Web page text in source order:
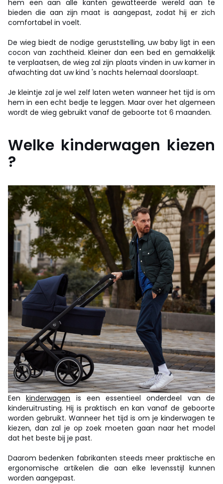
hem een aan alle kanten gewatteerde wereld aan te
bieden die aan zijn maat is aangepast, zodat hij er zich
comfortabel in voelt.
De wieg biedt de nodige geruststelling, uw baby ligt in een
cocon van zachtheid. Kleiner dan een bed en gemakkelijk
te verplaatsen, de wieg zal zijn plaats vinden in uw kamer in
afwachting dat uw kind 's nachts helemaal doorslaapt.
Je kleintje zal je wel zelf laten weten wanneer het tijd is om
hem in een echt bedje te leggen. Maar over het algemeen
wordt de wieg gebruikt vanaf de geboorte tot 6 maanden.
Welke kinderwagen kiezen
?
Eenkinderwagen is een essentieel onderdeel van de
kinderuitrusting. Hij is praktisch en kan vanaf de geboorte
worden gebruikt. Wanneer het tijd is om je kinderwagen te
kiezen, dan zal je op zoek moeten gaan naar het model
dat het beste bij je past.
Daarom bedenken fabrikanten steeds meer praktische en
ergonomische artikelen die aan elke levensstijl kunnen
worden aangepast.